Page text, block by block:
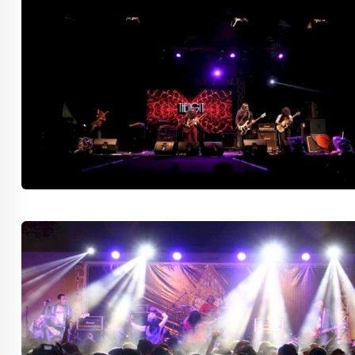
Marak Kasus Klitih; Masihkah
Ringkasan Situasi Saat Ini
Manfaat Nonton Konser Musik
Kebahagiaan
Pendidikan Berkualitas Untuk
Urban Agriculture Sebagai
Kemiskinan
January Effect, Waktu Tepat Beli